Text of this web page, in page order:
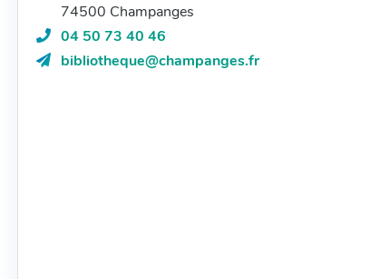
74500 Champanges
Téléphone :
04 50 73 40 46
Courriel
bibliotheque@champanges.fr